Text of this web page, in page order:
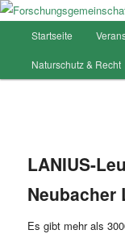
Hauptmenü
Zum
Inhalt
Startseite
Naturschutz & Recht
LANIUS-
Neubacher
Es gibt mehr als